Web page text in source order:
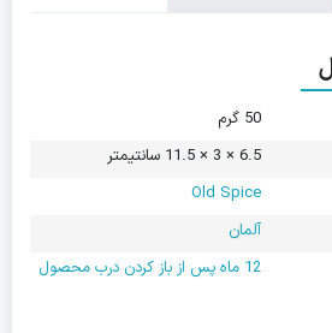
50 گرم
6.5 × 3 × 11.5 سانتیمتر
Old Spice
آلمان
12 ماه پس از باز کردن درب محصول